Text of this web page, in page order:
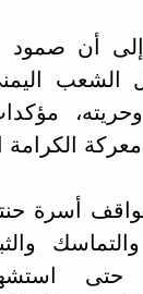
أن صمود
الشعب
الكرامة
أسرة
حتى